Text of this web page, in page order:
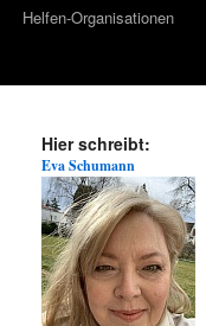
Helfen-Organisationen
Hier schreibt:
Eva Schumann